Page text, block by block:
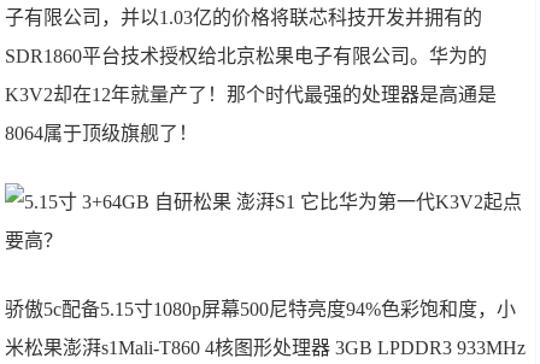
子有限公司，并以1.03亿的价格将联芯科技开发并拥有的
SDR1860平台技术授权给北京松果电子有限公司。华为的
K3V2却在12年就量产了！那个时代最强的处理器是高通是
8064属于顶级旗舰了！
骄傲5c配备5.15寸1080p屏幕500尼特亮度94%色彩饱和度，小
米松果澎湃s1Mali-T860 4核图形处理器3GB LPDDR3 933MHz